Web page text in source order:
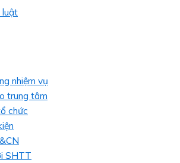
luật
nhiệm vụ
trung tâm
chức
SHTT